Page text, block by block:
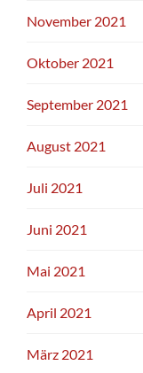
November 2021
Oktober 2021
September 2021
August 2021
Juli 2021
Juni 2021
Mai 2021
April 2021
März 2021